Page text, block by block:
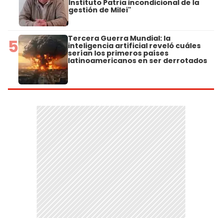
Instituto Patria incondicional de la
gestión de Milei"
5 Tercera Guerra Mundial: la
inteligencia artificial reveló cuáles
serían los primeros países
latinoamericanos en ser derrotados